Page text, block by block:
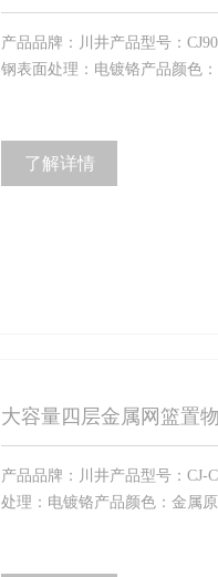
产品品牌：川井产品型号：
钢表面处理：电镀铬产品颜色
了解详情
大容量四层金属网篮置
产品品牌：川井产品型号：CJ-
处理：电镀铬产品颜色：金属